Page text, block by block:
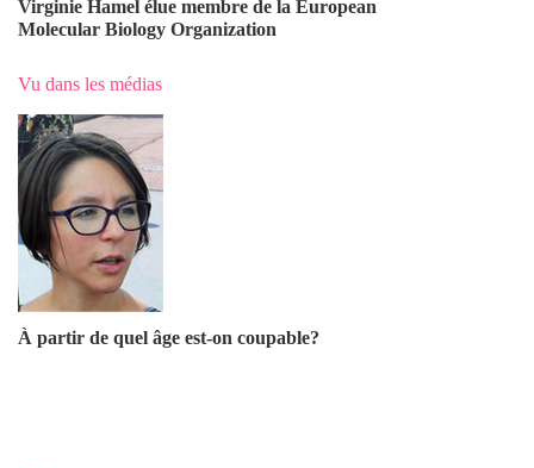
Virginie Hamel élue membre de la European
Molecular Biology Organization
Vu dans les médias
À partir de quel âge est-on coupable?